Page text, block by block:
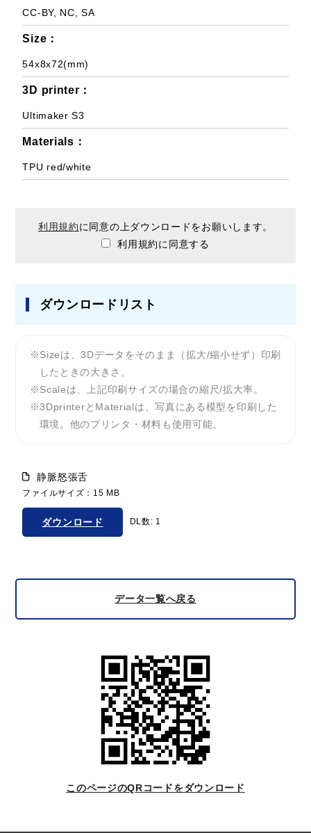
CC-BY, NC, SA
Size：
54x8x72(mm)
3D printer：
Ultimaker S3
Materials：
TPU red/white
利用規約に同意の上ダウンロードをお願いします。
利用規約に同意する
ダウンロードリスト
Sizeは、3Dデータをそのまま（拡大/縮小せず）印刷
したときの大きさ。
Scaleは、上記印刷サイズの場合の縮尺/拡大率。
3DprinterとMaterialは、写真にある模型を印刷した
環境。他のプリンタ・材料も使用可能。
静脈怒張舌
ファイルサイズ：15 MB
ダウンロード DL数: 1
データ一覧へ戻る
このページのQRコードをダウンロード